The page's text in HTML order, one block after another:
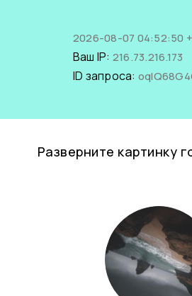
2026-08-07 04:52:50
Ваш IP: 216.73.216.173
ID запроса:
Разверните картинку